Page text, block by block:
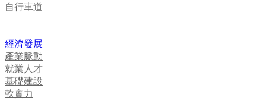
自行車道
經濟發展
產業脈動
就業人才
基礎建設
軟實力